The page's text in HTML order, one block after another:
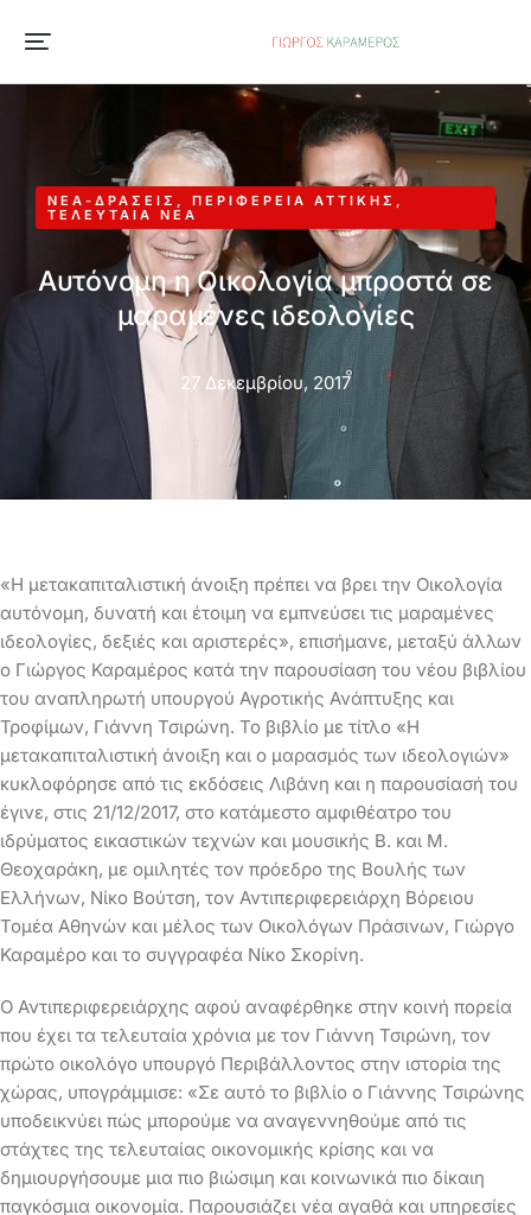
ΝΈΑ-ΔΡΆΣΕΙΣ , ΠΕΡΙΦΈΡΕΙΑ ΑΤΤΙΚΉΣ ,
ΤΕΛΕΥΤΑΊΑ ΝΈΑ
Αυτόνομη η Οικολογία μπροστά σε
μαραμένες ιδεολογίες
27 Δεκεμβρίου, 2017
«Η μετακαπιταλιστική άνοιξη πρέπει να βρει την Οικολογία
αυτόνομη, δυνατή και έτοιμη να εμπνεύσει τις μαραμένες
ιδεολογίες, δεξιές και αριστερές», επισήμανε, μεταξύ άλλων
ο Γιώργος Καραμέρος κατά την παρουσίαση του νέου βιβλίου
του αναπληρωτή υπουργού Αγροτικής Ανάπτυξης και
Τροφίμων, Γιάννη Τσιρώνη. Το βιβλίο με τίτλο «Η
μετακαπιταλιστική άνοιξη και ο μαρασμός των ιδεολογιών»
κυκλοφόρησε από τις εκδόσεις Λιβάνη και η παρουσίασή του
έγινε, στις 21/12/2017, στο κατάμεστο αμφιθέατρο του
ιδρύματος εικαστικών τεχνών και μουσικής Β. και Μ.
Θεοχαράκη, με ομιλητές τον πρόεδρο της Βουλής των
Ελλήνων, Νίκο Βούτση, τον Αντιπεριφερειάρχη Βόρειου
Τομέα Αθηνών και μέλος των Οικολόγων Πράσινων, Γιώργο
Καραμέρο και το συγγραφέα Νίκο Σκορίνη.
Ο Αντιπεριφερειάρχης αφού αναφέρθηκε στην κοινή πορεία
που έχει τα τελευταία χρόνια με τον Γιάννη Τσιρώνη, τον
πρώτο οικολόγο υπουργό Περιβάλλοντος στην ιστορία της
χώρας, υπογράμμισε: «Σε αυτό το βιβλίο ο Γιάννης Τσιρώνης
υποδεικνύει πώς μπορούμε να αναγεννηθούμε από τις
στάχτες της τελευταίας οικονομικής κρίσης και να
δημιουργήσουμε μια πιο βιώσιμη και κοινωνικά πιο δίκαιη
παγκόσμια οικονομία. Παρουσιάζει νέα αγαθά και υπηρεσίες